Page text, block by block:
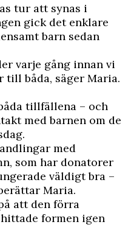
tur att synas i
gick det enklare
barn sedan
varje gång innan vi
båda, säger Maria.
tillfällena – och
med barnen om de
med
som har donatorer
väldigt bra –
Maria.
att den förra
formen igen